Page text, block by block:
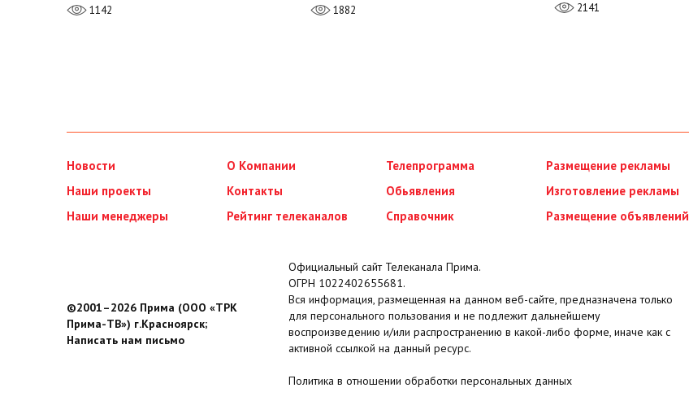
1142 1882 2141
Новости
Наши проекты
Наши менеджеры
О Компании
Контакты
Рейтинг телеканалов
Телепрограмма
Обьявления
Справочник
Размещение рекламы
Изготовление рекламы
Размещение объявлений
©2001–2026 Прима (ООО «ТРК
Прима-ТВ») г.Красноярск;
Написать нам письмо
Официальный сайт Телеканала Прима.
ОГРН 1022402655681.
Вся информация, размещенная на данном веб-сайте, предназначена только
для персонального пользования и не подлежит дальнейшему
воспроизведению и/или распространению в какой-либо форме, иначе как с
активной ссылкой на данный ресурс.
Политика в отношении обработки персональных данных